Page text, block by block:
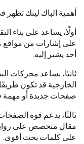
أهمية الباك لينك
أولًا، يساعد على بناء
على إشارات من مواقع
أحد يشير إليه.
ثانيًا، يساعد محركات
الخارجية قد تكون
صفحات جديدة أو
ثالثًا، يدعم قوة
مقال متخصص على
على كلمات بحث أقوى.